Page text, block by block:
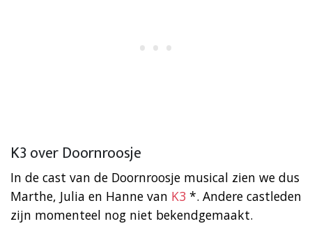
K3 over Doornroosje
In de cast van de Doornroosje musical zien we dus
Marthe, Julia en Hanne van K3 *. Andere castleden
zijn momenteel nog niet bekendgemaakt.